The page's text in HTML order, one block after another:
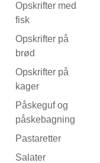
Opskrifter med
fisk
Opskrifter på
brød
Opskrifter på
kager
Påskeguf og
påskebagning
Pastaretter
Salater